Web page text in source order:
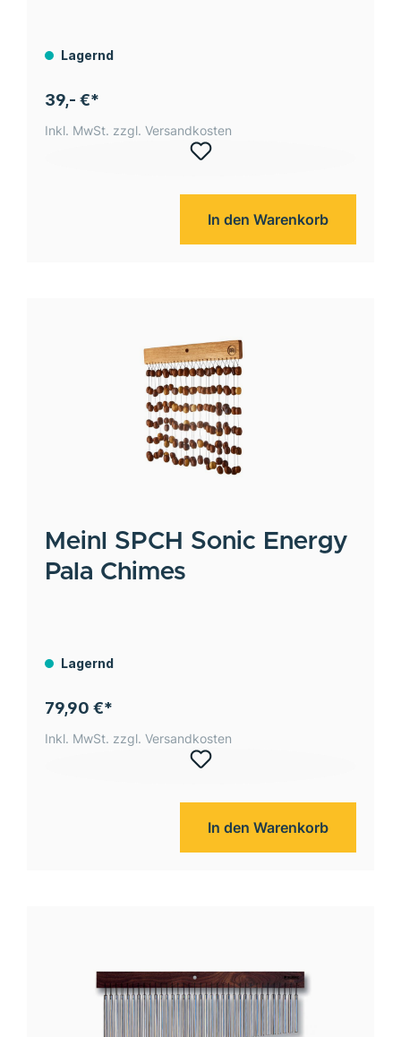
Lagernd
39,- €*
Inkl. MwSt. zzgl. Versandkosten
In den Warenkorb
Meinl SPCH Sonic Energy
Pala Chimes
Lagernd
79,90 €*
Inkl. MwSt. zzgl. Versandkosten
In den Warenkorb